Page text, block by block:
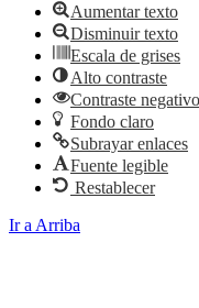
Aumentar texto
Disminuir texto
Escala de grises
Alto contraste
Contraste negativo
Fondo claro
Subrayar enlaces
Fuente legible
Restablecer
Ir a Arriba